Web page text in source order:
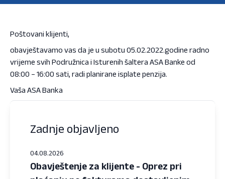
Poštovani klijenti,
obavještavamo vas da je u subotu 05.02.2022.godine radno
vrijeme svih Podružnica i Isturenih šaltera ASA Banke od
08:00 – 16:00 sati, radi planirane isplate penzija.
Vaša ASA Banka
Zadnje objavljeno
04.08.2026
Obavještenje za klijente - Oprez pri